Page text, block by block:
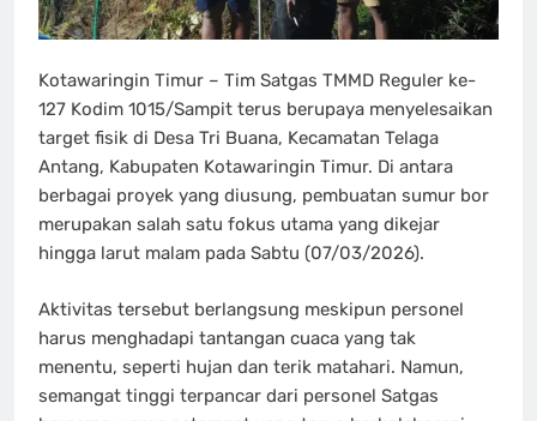
Kotawaringin Timur – Tim Satgas TMMD Reguler ke-
127 Kodim 1015/Sampit terus berupaya menyelesaikan
target fisik di Desa Tri Buana, Kecamatan Telaga
Antang, Kabupaten Kotawaringin Timur. Di antara
berbagai proyek yang diusung, pembuatan sumur bor
merupakan salah satu fokus utama yang dikejar
hingga larut malam pada Sabtu (07/03/2026).
Aktivitas tersebut berlangsung meskipun personel
harus menghadapi tantangan cuaca yang tak
menentu, seperti hujan dan terik matahari. Namun,
semangat tinggi terpancar dari personel Satgas